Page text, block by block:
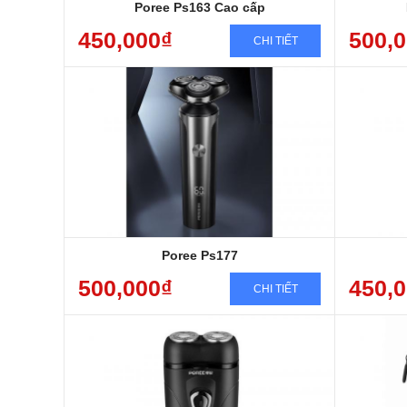
Poree Ps163​ Cao cấp
450,000₫ CHI TIẾT
Poree Ps177
500,000₫ CHI TIẾT
Bảo hành sản phẩm 12 tháng
Miễn phí giao hàng toàn quốc
Sang trọng, Đẳng cấp, Chất lượng
Sạc nhanh, chống nước, cạo êm
Máy sạc điện,nhỏ gọn, siêu bền
Bảo hành sp 12 tháng
Shop có bán lưỡi thay thế